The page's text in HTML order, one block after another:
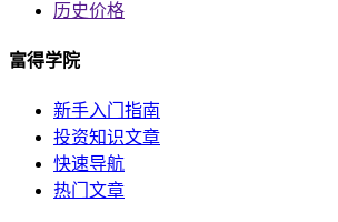
历史价格
富得学院
新手入门指南
投资知识文章
快速导航
热门文章